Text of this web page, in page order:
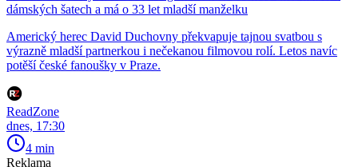
dámských šatech a má o 33 let mladší manželku
Americký herec David Duchovny překvapuje tajnou svatbou s
výrazně mladší partnerkou i nečekanou filmovou rolí. Letos navíc
potěší české fanoušky v Praze.
ReadZone
dnes, 17:30
4 min
Reklama